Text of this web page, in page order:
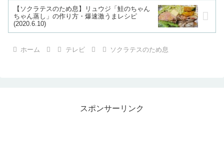
【ソクラテスのため息】リュウジ「鮭のちゃん
ちゃん蒸し」の作り方・爆速激うまレシピ
(2020.6.10)
ホーム テレビ ソクラテスのため息
スポンサーリンク